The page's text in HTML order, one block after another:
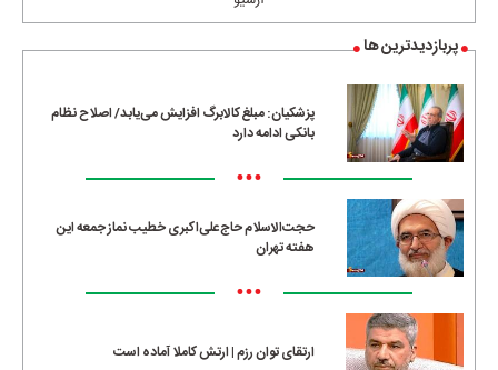
پربازدیدترین ها
پزشکیان: مبلغ کالابرگ افزایش می‌یابد/ اصلاح نظام
بانکی ادامه دارد
•••
حجت‌الاسلام حاج‌علی‌اکبری خطیب نماز جمعه این
هفته تهران
•••
ارتقای توان رزم | ارتش کاملا آماده است